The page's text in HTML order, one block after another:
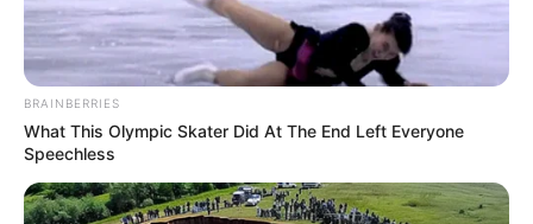
BRAINBERRIES
What This Olympic Skater Did At The End Left Everyone
Speechless